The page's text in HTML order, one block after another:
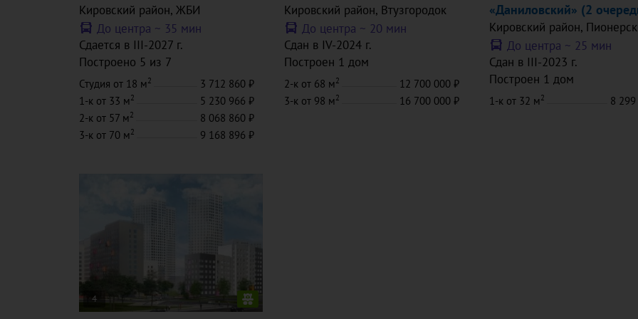
Кировский район, ЖБИ
До центра ~ 35 мин
Сдается в III-2027 г.
Построено 5 из 7
Студия от 18 м2
3 712 860
1-к от 33 м2
5 230 966
2-к от 57 м2
8 068 860
3-к от 70 м2 9 168 896
Кировский район, Втузгородок
До центра ~ 20 мин
Сдан в IV-2024 г.
Построен 1 дом
2-к от 68 м2
12 700 000
3-к от 98 м2 16 700 000
«Даниловский» (2
Кировский район,
До центра ~ 25 мин
Сдан в III-2023 г.
Построен 1 дом
1-к от 32 м2 8
4